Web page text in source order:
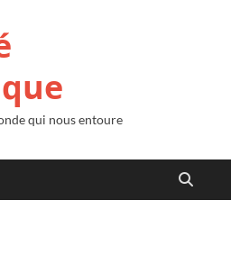
qui nous entoure